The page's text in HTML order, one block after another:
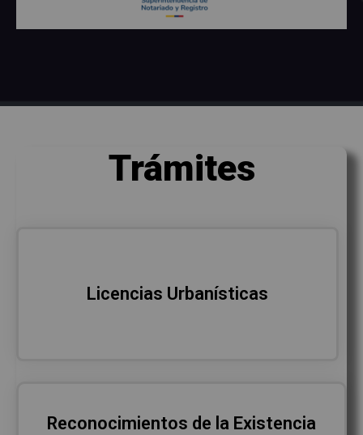
Trámites
Licencias Urbanísticas
Reconocimientos de la Existencia